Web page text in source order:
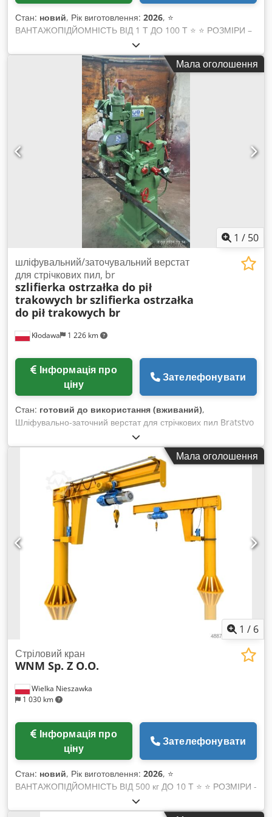
Стан: новий, Рік виготовлення: 2026, ⭐️
ВАНТАЖОПІДЙОМНІСТЬ ВІД 1 Т ДО 100 Т ⭐️ ⭐️ РОЗМІРИ –
БУДЬ-ЯКІ РОЗМІРИ, ПОГОДЖЕНІ З КЛІЄНТОМ ⭐️ Cjdpfjwr A
Aljx Abworf ✅ Мостовий кран, часто званий портальним
краном (bridge crane) або EOT-краном (Electric Overhead
Traveling crane), — це тип крана, що використовується в
промислових середовищах. Мостовий кран складається з
паралельних кранових шляхів, над якими переміщується
міст крана. По мосту рухається таль, яка відповідає за
підйом вантажу. ✅ Існує безліч типів мостових кранів, які на
початку поділяються на однобалочні та двобалочні. Існують
також стандартні крани, крани європейського типу, магнітні,
грейферні, вибухозахищені та інші. ✅ Залежно від умов
експлуатації та конкретного застосування, ми підбираємо
найбільш відповідний кран згідно з потребами клієнта.
Мала оголошення
1 / 50
Kłodawa 1 226 km
шліфувальний/заточувальний верстат
для стрічкових пил, br
szlifierka ostrzałka do pił
trakowych brszlifierka ostrzałka
do pił trakowych br
ціну
Зателефонувати
Стан: готовий до використання (вживаний),
Шліфувально-заточний верстат для стрічкових пил Bratstvo
Lignum. Машина повністю укомплектована і технічно
справна. Може бути доукомплектована роликами для
утримання стрічкової пили. Crjdpfjxx Uxijx AbwjfМала оголошення
1 / 6
Wielka Nieszawka
1 030 km
Стріловий кран
WNM Sp. Z O.O.
ціну
Зателефонувати
Стан: новий, Рік виготовлення: 2026, ⭐️
ВАНТАЖОПІДЙОМНІСТЬ ВІД 500 кг ДО 10 Т ⭐️ ⭐️ РОЗМІРИ -
можливо виготовлення в будь-яких розмірах ⭐️ ✅
Використовується з ланцюговою або канатною талью.